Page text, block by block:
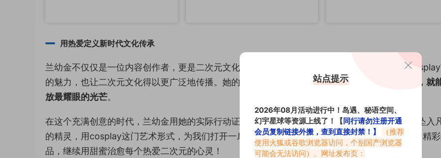
用热爱定义新时代文化传承
兰幼金不仅仅是一位内容创作者，更是二次元文化的传播者。通过她的作品，让更多人领略到
的魅力，也让二次元文化得以更广泛地传播。她的成功告诉我们：
当纯粹的热爱遇见执着的坚持，就
放最耀眼的光芒。
在这个充满创意的时代，兰幼金用她的实际行动证明，美丽与才华可以完美共存。她就像是一个坠入
的精灵，用cosplay这门艺术形式，为我们打开一扇通往幻想世界的大门。期待未来能看到她更多精
品，继续用甜蜜治愈每个热爱二次元的心灵！
站点提示
2026年08月活动进行中！岛遇、秘语空间、
幻宇星球等资源上线了！【同行请勿注册开通
会员复制链接外搬，查到直接封禁！】
（推荐
使用火狐或谷歌浏览器访问，个别国产浏览器
可能会无法访问）。网址发布页：